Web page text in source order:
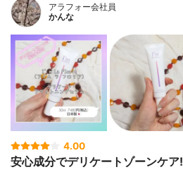
アラフォー会社員
かんな
4.00
安心成分でデリケートゾーンケア!